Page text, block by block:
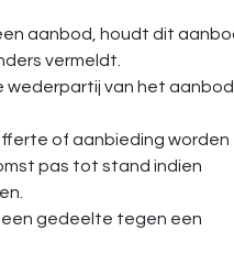
aanbod, houdt dit
vermeldt.
van het aanbod
of aanbieding worden
pas tot stand indien
gedeelte tegen een